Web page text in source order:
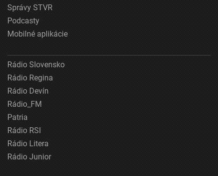
Správy STVR
Podcasty
Mobilné aplikácie
Rádio Slovensko
Rádio Regina
Rádio Devín
Rádio_FM
Patria
Rádio RSI
Rádio Litera
Rádio Junior